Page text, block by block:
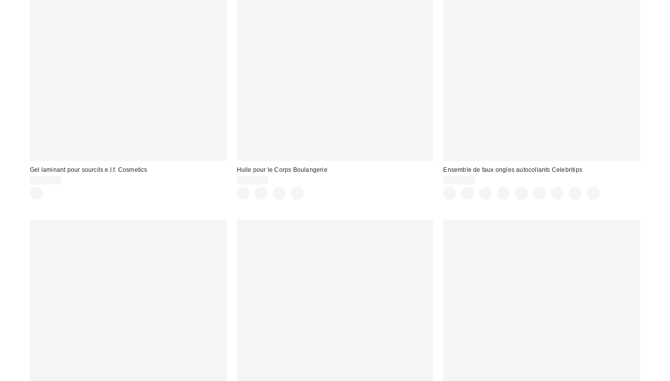
Gel laminant pour sourcils e.l.f. Cosmetics
Huile pour le Corps Boulangerie
Ensemble de faux ongles autocollants Celebritips